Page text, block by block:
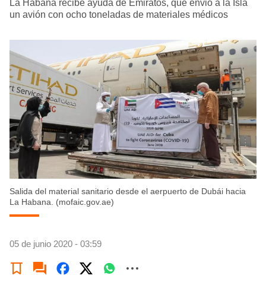
La Habana recibe ayuda de Emiratos, que envió a la Isla
un avión con ocho toneladas de materiales médicos
Salida del material sanitario desde el aerpuerto de Dubái hacia
La Habana. (mofaic.gov.ae)
05 de junio 2020 - 03:59